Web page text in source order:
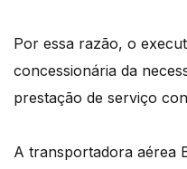
Por essa razão, o
concessionária da
prestação de serviço
A transportadora aérea